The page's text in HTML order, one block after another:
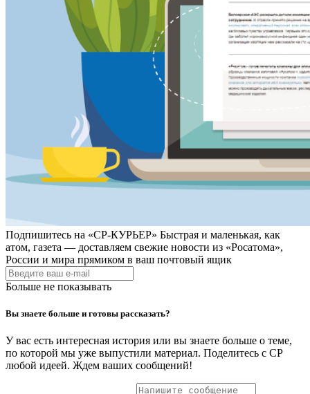
Подпишитесь на «СР-КУРЬЕР» Быстрая и маленькая, как
атом, газета — доставляем свежие новости из «Росатома»,
России и мира прямиком в ваш почтовый ящик
Больше не показывать
Вы знаете больше и готовы рассказать?
У вас есть интересная история или вы знаете больше о теме,
по которой мы уже выпустили материал. Поделитесь с СР
любой идеей. Ждем ваших сообщений!